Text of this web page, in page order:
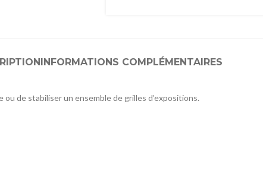
INFORMATIONS COMPLÉMENTAIRES
de stabiliser un ensemble de grilles d’expositions.